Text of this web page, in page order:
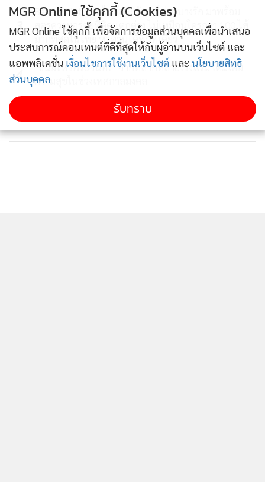
· PIZZA ROF BOY ร้านอาหารอิตาเลี่ยน-เม็กซิกันสไตล์ Halal
โฮมเมดของเชฟชื่อดังอย่าง เชฟซัยยิดซูลกิฟลี ไซห์ฮามิ หรือ เชฟ
ยิส เป็นเชฟไทยมุสลิมเชื้อสายปากีสถาน ได้รับรางวัล
Robinhood Awards ในปี 2024 สาขา แรงบัลดาลใจ โดยมีเมนู
ไฮไลท์ พิซซ่าเตาถ่านโฮมเมด และเมนูซิกเนเจอร์ของทางร้าน
“พิซซ่าโฮมเมดแป้งบางกรอบ” ชีสแน่นๆ หน้านุ่มๆ กลิ่นของ
แป้งที่หอมอร่อย ผสมผสานรสชาติของซอสที่จัดจ้าน ถูกปากคน
ไทย พร้อมด้วย เบอร์เกอร์ ทาโก้ เคซาดีญ่า พาสต้า ผักโขมอบชีส
3
Bakery Hut ขนมไหว้พระจันทร์ ย่านบางรัก มาพร้อม
สูตรความอร่อยที่คิดแตกต่าง ไม่เหมือนใครกว่า 100 ไส้
มากที่สุดในไทย หาทานได้ที่นี่ที่เดียว
4
"ขนมไหว้พระจันทร์" จากหลากหลายโรงแรม เติมเต็ม
ความสุขในช่วงเทศกาลมงคล
ข่าวอื่นในหมวด
MGR Online ใช้คุกกี้ (Cookies)
MGR Online ใช้คุกกี้ เพื่อจัดการข้อมูลส่วนบุคคลเพื่อนำเสนอ
ประสบการณ์คอนเทนต์ที่ดีที่สุดให้กับผู้อ่านบนเว็บไซต์ และ
แอพพลิเคชั่น เงื่อนไขการใช้งานเว็บไซต์ และ นโยบายสิทธิ
ส่วนบุคคล
รับทราบ